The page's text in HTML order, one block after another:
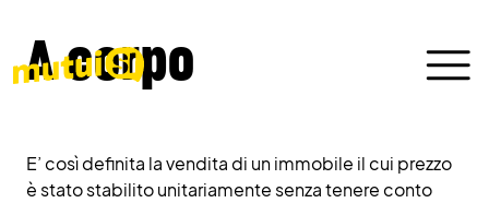
A corpo
E’ così definita la vendita di un immobile il cui prezzo
è stato stabilito unitariamente senza tenere conto